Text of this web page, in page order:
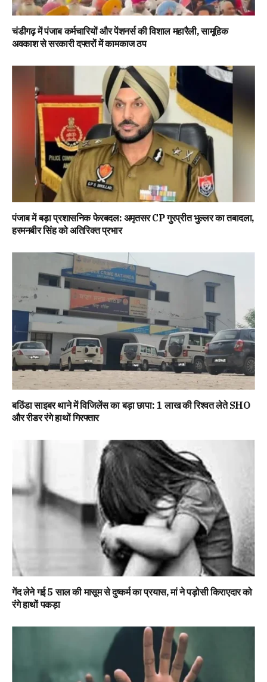
चंडीगढ़ में पंजाब कर्मचारियों और पेंशनर्स की विशाल महारैली, सामूहिक
अवकाश से सरकारी दफ्तरों में कामकाज ठप
पंजाब में बड़ा प्रशासनिक फेरबदल: अमृतसर CP गुरप्रीत भुल्लर का तबादला,
हरमनबीर सिंह को अतिरिक्त प्रभार
बठिंडा साइबर थाने में विजिलेंस का बड़ा छापा: 1 लाख की रिश्वत लेते SHO
और रीडर रंगे हाथों गिरफ्तार
गेंद लेने गई 5 साल की मासूम से दुष्कर्म का प्रयास, मां ने पड़ोसी किराएदार को
रंगे हाथों पकड़ा